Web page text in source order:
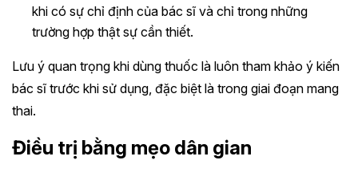
khi có sự chỉ định của bác sĩ và chỉ trong những
trường hợp thật sự cần thiết.
Lưu ý quan trọng khi dùng thuốc là luôn tham khảo ý kiến
bác sĩ trước khi sử dụng, đặc biệt là trong giai đoạn mang
thai.
Điều trị bằng mẹo dân gian